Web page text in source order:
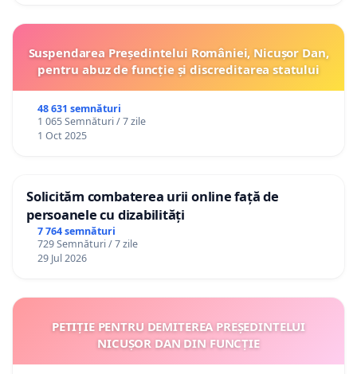
Suspendarea Președintelui României, Nicușor Dan,
pentru abuz de funcție și discreditarea statului
48 631 semnături
1 065 Semnături / 7 zile
1 Oct 2025
Solicităm combaterea urii online față de
persoanele cu dizabilități
7 764 semnături
729 Semnături / 7 zile
29 Jul 2026
PETIȚIE PENTRU DEMITEREA PREȘEDINTELUI
NICUȘOR DAN DIN FUNCȚIE